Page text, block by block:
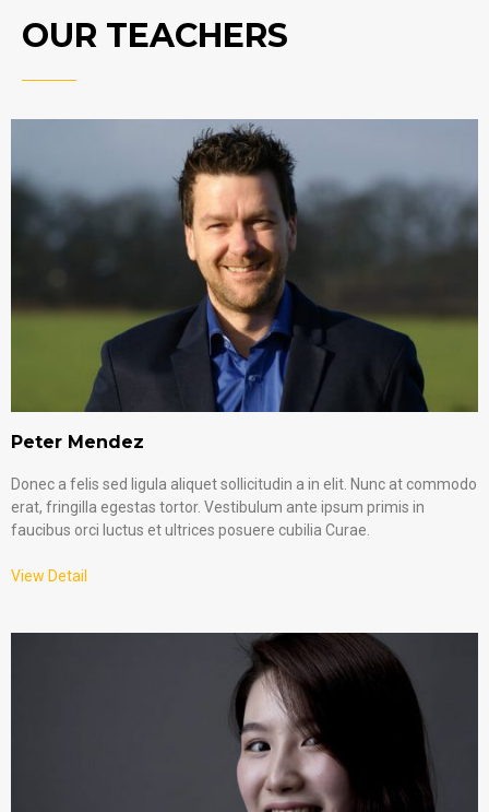
OUR TEACHERS
Peter Mendez
Donec a felis sed ligula aliquet sollicitudin a in elit. Nunc at commodo
erat, fringilla egestas tortor. Vestibulum ante ipsum primis in
faucibus orci luctus et ultrices posuere cubilia Curae.
View Detail